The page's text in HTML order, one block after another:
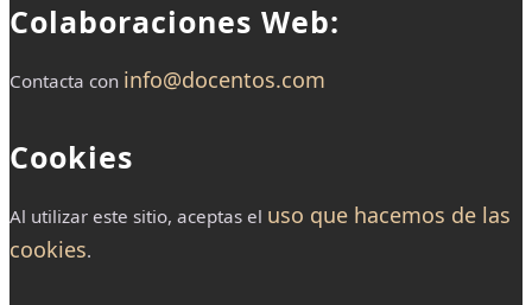
Colaboraciones Web:
Contacta con info@docentos.com
Cookies
Al utilizar este sitio, aceptas el uso que hacemos de las
cookies.